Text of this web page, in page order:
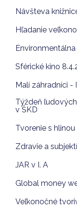
Návšteva
Hľadanie
Sférické kino
Malí záhradníci -
Týždeň
v ŠKD
Tvorenie s hlinou
Zdravie a
JAR v I. A
Global money
Veľkonočné